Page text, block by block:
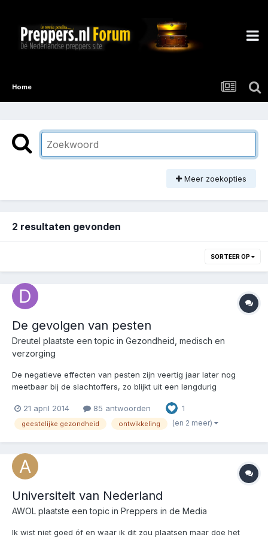
Home
Meer zoekopties
2 resultaten gevonden
SORTEER OP
De gevolgen van pesten
Dreutel plaatste een topic in Gezondheid, medisch en
verzorging
De negatieve effecten van pesten zijn veertig jaar later nog
meetbaar bij de slachtoffers, zo blijkt uit een langdurig
gepest, hebben als vijftiger relatief vaak lichamelijke en
psychische klachten. Als personen intensief zijn gep...
21 april 2014 85 antwoorden 1
geestelijke gezondheid ontwikkeling (en 2 meer)
Universiteit van Nederland
AWOL plaatste een topic in Preppers in de Media
Ik wist niet goed óf en waar ik dit zou plaatsen maar doe het